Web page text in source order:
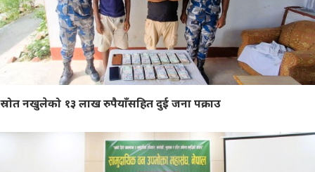
स्रोत नखुलेको १३ लाख रुपैयाँसहित दुई जना पक्राउ